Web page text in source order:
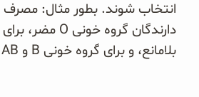
انتخاب شوند. بطور مثال: مصرف
بلامانع، و برای گروه خونی B و AB سودمند میباشد.